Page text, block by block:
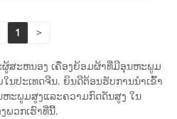
1 >
ຜູ້ສະຫນອງ ເຄື່ອງຍ້ອມຜ້າທີ່ມີອຸນຫະພູມ
ນປະເທດຈີນ. ຍິນດີຕ້ອນຮັບການນໍາເຂົ້າ
ະພູມສູງແລະຄວາມກົດດັນສູງ ໃນ
ພວກເຮົາທີ່ນີ້.